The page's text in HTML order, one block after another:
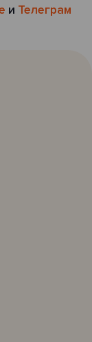
и Телеграм